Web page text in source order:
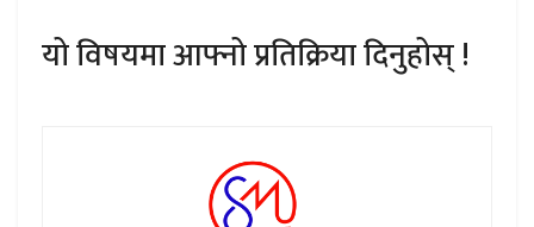
यो विषयमा आफ्नो प्रतिक्रिया दिनुहोस् !